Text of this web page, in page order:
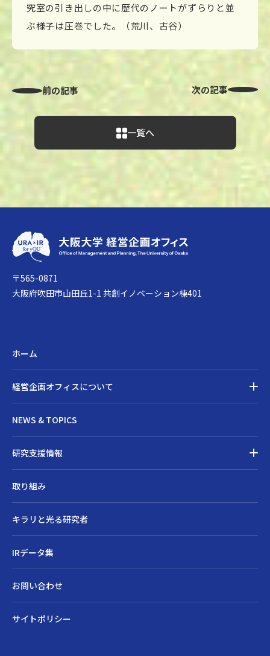
究室の引き出しの中に歴代のノートがずらりと並
ぶ様子は圧巻でした。（荒川、古谷）
前の記事 次の記事
一覧へ
一覧へ
〒565-0871
大阪府吹田市山田丘1-1 共創イノベーション棟401
ホーム
経営企画オフィスについて
メンバー
沿革
アクセス
NEWS & TOPICS
研究支援情報
研究支援メニュー
外部資金情報等検索システム
省庁・FAリンク集
オフィス長からのお知らせ
取り組み
キラリと光る研究者
IRデータ集
お問い合わせ
サイトポリシー